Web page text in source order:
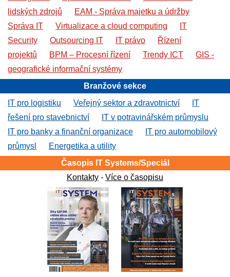
lidských zdrojů
EAM - Správa majetku a údržby
Správa IT
Virtualizace a cloud computing
IT
Security
Outsourcing IT IT právo
Řízení
projektů
BPM – Procesní řízení Trendy ICT
GIS -
geografické informační systémy
Branžové sekce
IT pro logistiku
Veřejný sektor a zdravotnictví
IT
řešení pro stavebnictví
IT v potravinářském průmyslu
IT pro banky a finanční organizace
IT pro automobilový
průmysl
Energetika a utility
Časopis IT Systems/Speciál
Kontakty - Více o časopisu